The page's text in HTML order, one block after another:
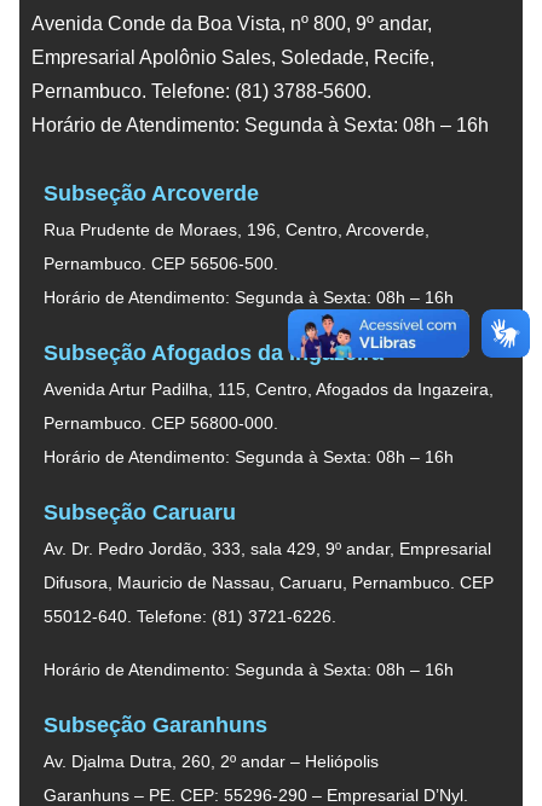
Avenida Conde da Boa Vista, nº 800, 9º andar,
Empresarial Apolônio Sales, Soledade, Recife,
Pernambuco. Telefone: (81) 3788-5600.
Horário de Atendimento: Segunda à Sexta: 08h – 16h
Subseção Arcoverde
Rua Prudente de Moraes, 196, Centro, Arcoverde,
Pernambuco. CEP 56506-500.
Horário de Atendimento: Segunda à Sexta: 08h – 16h
Subseção Afogados da Ingazeira
Avenida Artur Padilha, 115, Centro, Afogados da Ingazeira,
Pernambuco. CEP 56800-000.
Horário de Atendimento: Segunda à Sexta: 08h – 16h
Subseção Caruaru
Av. Dr. Pedro Jordão, 333, sala 429, 9º andar, Empresarial
Difusora, Mauricio de Nassau, Caruaru, Pernambuco. CEP
55012-640. Telefone: (81) 3721-6226.
Horário de Atendimento: Segunda à Sexta: 08h – 16h
Subseção Garanhuns
Av. Djalma Dutra, 260, 2º andar – Heliópolis
Garanhuns – PE. CEP: 55296-290 – Empresarial D’Nyl.